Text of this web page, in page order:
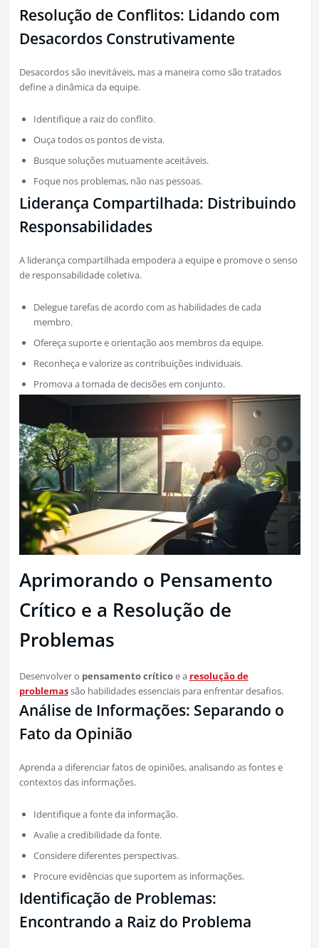
Resolução de Conflitos: Lidando com
Desacordos Construtivamente
Desacordos são inevitáveis, mas a maneira como são tratados
define a dinâmica da equipe.
Identifique a raiz do conflito.
Ouça todos os pontos de vista.
Busque soluções mutuamente aceitáveis.
Foque nos problemas, não nas pessoas.
Liderança Compartilhada: Distribuindo
Responsabilidades
A liderança compartilhada empodera a equipe e promove o senso
de responsabilidade coletiva.
Delegue tarefas de acordo com as habilidades de cada
membro.
Ofereça suporte e orientação aos membros da equipe.
Reconheça e valorize as contribuições individuais.
Promova a tomada de decisões em conjunto.
Aprimorando o Pensamento
Crítico e a Resolução de
Problemas
Desenvolver o pensamento críticoe a resolução de
problemassão habilidades essenciais para enfrentar desafios.
Análise de Informações: Separando o
Fato da Opinião
Aprenda a diferenciar fatos de opiniões, analisando as fontes e
contextos das informações.
Identifique a fonte da informação.
Avalie a credibilidade da fonte.
Considere diferentes perspectivas.
Procure evidências que suportem as informações.
Identificação de Problemas:
Encontrando a Raiz do Problema